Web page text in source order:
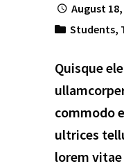
August 18,
Students,
Quisque
commodo
ultrices
lorem